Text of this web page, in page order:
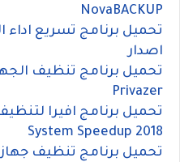
NovaBACKUP
اصدار
تحميل برنامج تنظيف
Privazer
System Speedup 2018